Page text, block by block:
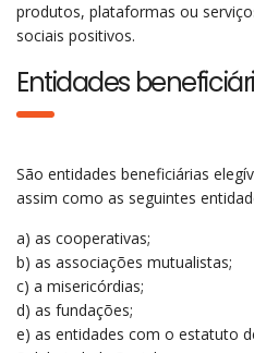
produtos, plataformas ou
sociais positivos.
Entidades
São entidades beneficiárias
assim como as seguintes
a) as cooperativas;
b) as associações mutualistas;
c) a misericórdias;
d) as fundações;
e) as entidades com o estatuto